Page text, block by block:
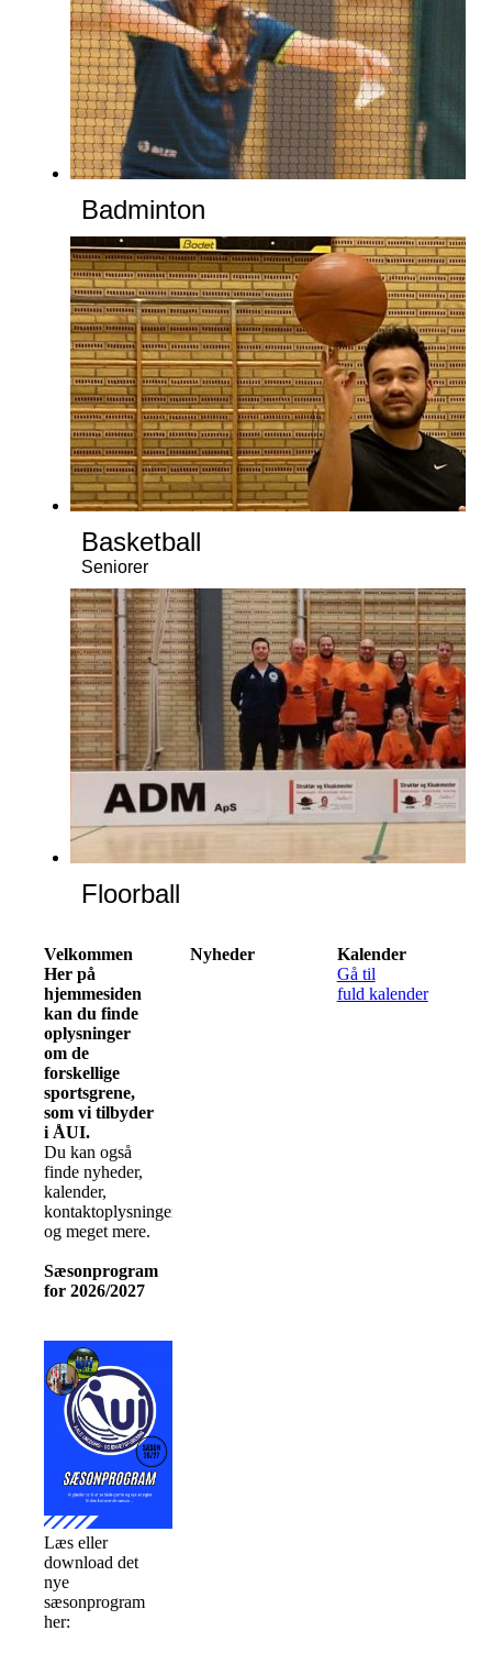
Badminton
Basketball
Seniorer
Floorball
Velkommen
Her på
hjemmesiden
kan du finde
oplysninger
om de
forskellige
sportsgrene,
som vi tilbyder
i ÅUI.
Du kan også
finde nyheder,
kalender,
kontaktoplysninger
og meget mere.
Sæsonprogram
for 2026/2027
Læs eller
download det
nye
sæsonprogram
her:
Nyheder
Kalender
Gå til
fuld kalender